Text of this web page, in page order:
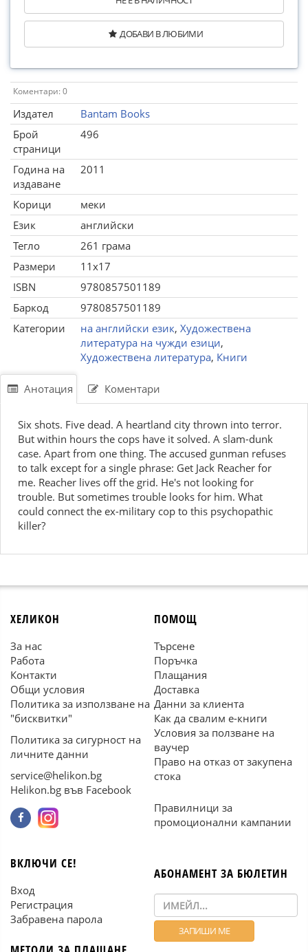
ДОБАВИ В ЛЮБИМИ
Коментари: 0
Издател
Bantam Books
Брой
страници
496
Година на
издаване
2011
Корици
меки
Език
английски
Тегло
261 грама
Размери
11x17
ISBN
9780857501189
Баркод
9780857501189
Категории
на английски език, Художествена
литература на чужди езици,
Художествена литература, Книги
Анотация Коментари
Six shots. Five dead. A heartland city thrown into terror.
But within hours the cops have it solved. A slam-dunk
case. Apart from one thing. The accused gunman refuses
to talk except for a single phrase: Get Jack Reacher for
me. Reacher lives off the grid. He's not looking for
trouble. But sometimes trouble looks for him. What
could connect the ex-military cop to this psychopathic
killer?
ХЕЛИКОН
За нас
Работа
Контакти
Общи условия
Политика за използване на
"бисквитки"
Политика за сигурност на
личните данни
service@helikon.bg
Helikon.bg във Facebook
ПОМОЩ
Търсене
Поръчка
Плащания
Доставка
Данни за клиента
Как да свалим е-книги
Условия за ползване на
ваучер
Право на отказ от закупена
стока
Правилници за
промоционални кампании
ВКЛЮЧИ СЕ!
Вход
Регистрация
Забравена парола
АБОНАМЕНТ ЗА БЮЛЕТИН